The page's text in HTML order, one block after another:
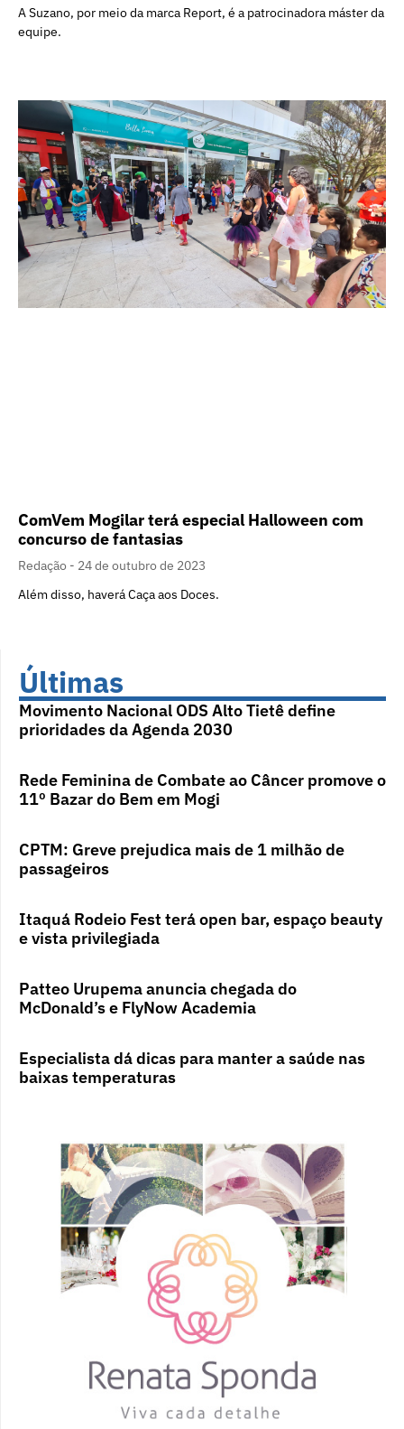
A Suzano, por meio da marca Report, é a patrocinadora máster da
equipe.
ComVem Mogilar terá especial Halloween com
concurso de fantasias
Redação
24 de outubro de 2023
Além disso, haverá Caça aos Doces.
Últimas
Movimento Nacional ODS Alto Tietê define
prioridades da Agenda 2030
Rede Feminina de Combate ao Câncer promove o
11º Bazar do Bem em Mogi
CPTM: Greve prejudica mais de 1 milhão de
passageiros
Itaquá Rodeio Fest terá open bar, espaço beauty
e vista privilegiada
Patteo Urupema anuncia chegada do
McDonald’s e FlyNow Academia
Especialista dá dicas para manter a saúde nas
baixas temperaturas